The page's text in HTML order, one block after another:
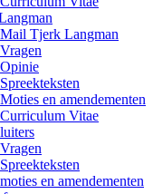
Mail Tjerk Langman
Vragen
Opinie
Spreekteksten
Moties en amendementen
Curriculum Vitae
Vragen
Spreekteksten
moties en amendementen